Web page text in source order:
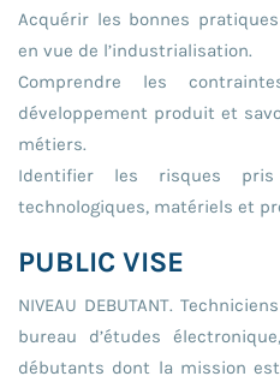
Acquérir les bonnes
en vue de l’industrialisation.
Comprendre les
développement produit et
métiers.
Identifier les risques
technologiques, matériels et
PUBLIC VISE
NIVEAU DEBUTANT.
bureau d’études
débutants dont la mission